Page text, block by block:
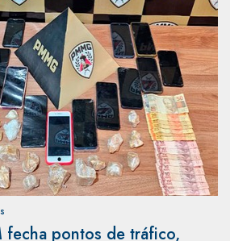
fecha pontos de tráfico,